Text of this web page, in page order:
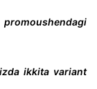
ikkita variant